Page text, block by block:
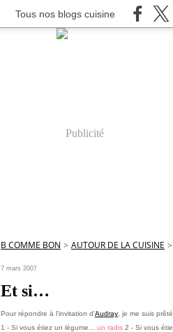
Tous nos blogs cuisine
Publicité
B COMME BON > AUTOUR DE LA CUISINE >
7 mars 2007
Et si…
Pour répondre à l'invitation d'Audray , je me suis
1 - Si vous étiez un légume... un radis 2 - Si vous